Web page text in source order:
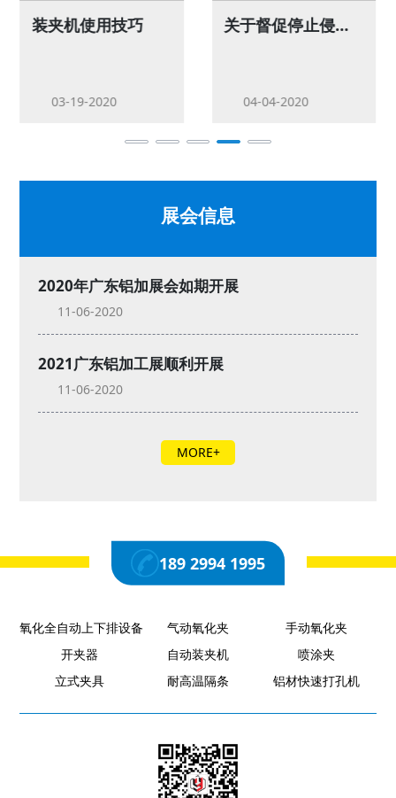
03-19 2020
装夹机使用技巧
04-04 2020
关于督促停止侵犯知识产权的声明
展会信息
11-06 2020
2020年广东铝加展会如期开展
11-06 2020
2021广东铝加工展顺利开展
MORE+
189 2994 1995
氧化全自动上下排设备 气动氧化夹
手动氧化夹
开夹器
自动装夹机
喷涂夹
立式夹具
耐高温隔条 铝材快速打孔机